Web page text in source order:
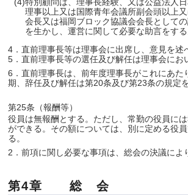
理事以上又は国際青年会議所副会頭以上
会長又は福岡ブロック協議会会長として
を生かし、運営に関して必要な助言をする
4．直前理事長等は理事会に出席し、意見を述
5．直前理事長等の選任及び解任は理事会にお
6．直前理事長は、前年度理事長がこれにあた
期、辞任及び解任は第20条及び第23条の規定
第25条（報酬等）
役員は無報酬とする。ただし、常勤の役員に
ができる。その額については、別に定める役
る。
2．前項に関し必要な事項は、総会の決議によ
第4章 総 会